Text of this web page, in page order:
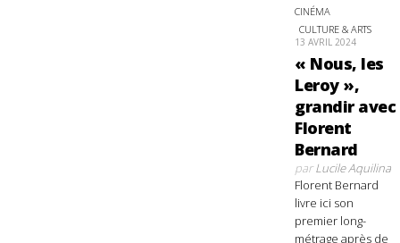
CINÉMA
CULTURE & ARTS
13 AVRIL 2024
« Nous, les
Leroy »,
grandir avec
Florent
Bernard
parLucile Aquilina
Florent Bernard
livre ici son
premier long-
métrage après de